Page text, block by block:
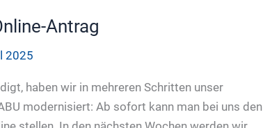
Antrag
2025
haben wir in mehreren Schritten unser
modernisiert: Ab sofort kann man bei uns den